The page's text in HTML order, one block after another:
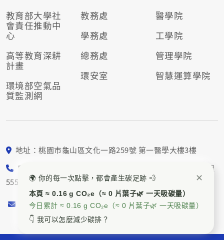
🌍 你的每一次點擊，都會產生碳足跡 💨 ✕
本頁 ≈ 0.16 g CO₂e（≈ 0 片葉子🌿 一天吸碳量）
今日累計 ≈ 0.16 g CO₂e（≈ 0 片葉子🌿 一天吸碳量）
👇 我可以怎麼減少碳排？
教育部大學社
會責任推動中
心
高等教育深耕
計畫
環境部空氣品
質監測網
教務處
學務處
總務處
環安室
醫學院
工學院
管理學院
智慧運算學院
地址：桃園市龜山區文化一路259號 第一醫學大樓3樓
電話： 03-211-8800 校園永續組5552、5553；社會責任組
5554、5557
E-mail：cgu_sdgs@mail.cgu.edu.tw